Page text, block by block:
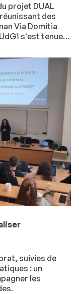
projet DUAL
des
Via Domitia
s'est tenue
de
étudiante et
suivies de
: un
les